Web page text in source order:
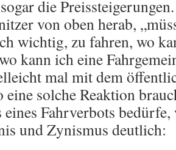
die
von oben herab,
wichtig, zu fahren, wo
kann ich eine
mal mit dem
eine solche Reaktion
eines Fahrverbots
und Zynismus deutlich: